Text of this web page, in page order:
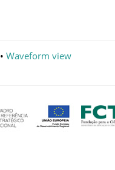
• Waveform view